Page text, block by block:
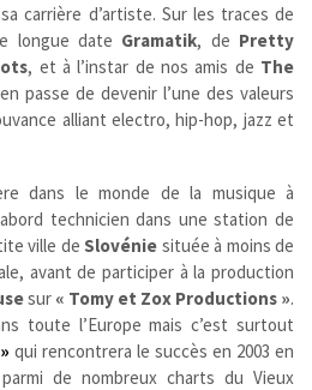
carrière d’artiste. Sur les traces de
longue date Gramatik, de Pretty
, et à l’instar de nos amis de The
passe de devenir l’une des valeurs
alliant electro, hip-hop, jazz et
dans le monde de la musique à
technicien dans une station de
ville deSlovénie située à moins de
avant de participer à la production
sur « Tomy et Zox Productions ».
toute l’Europe mais c’est surtout
qui rencontrera le succès en 2003 en
de nombreux charts du Vieux